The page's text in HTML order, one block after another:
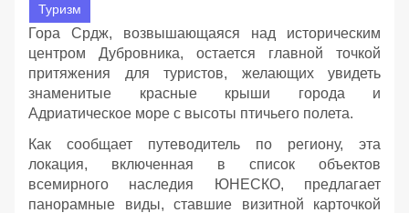
Туризм
Гора Срдж, возвышающаяся над историческим
центром Дубровника, остается главной точкой
притяжения для туристов, желающих увидеть
знаменитые красные крыши города и
Адриатическое море с высоты птичьего полета.
Как сообщает путеводитель по региону, эта
локация, включенная в список объектов
всемирного наследия ЮНЕСКО, предлагает
панорамные виды, ставшие визитной карточкой